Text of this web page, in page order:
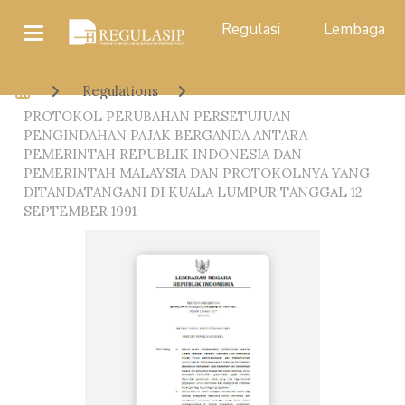
Regulasi Lembaga
Regulations
PROTOKOL PERUBAHAN PERSETUJUAN
PENGINDAHAN PAJAK BERGANDA ANTARA
PEMERINTAH REPUBLIK INDONESIA DAN
PEMERINTAH MALAYSIA DAN PROTOKOLNYA YANG
DITANDATANGANI DI KUALA LUMPUR TANGGAL 12
SEPTEMBER 1991